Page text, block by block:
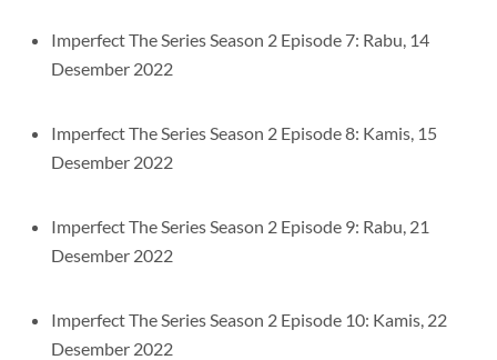
Imperfect The Series Season 2 Episode 7: Rabu, 14
Desember 2022
Imperfect The Series Season 2 Episode 8: Kamis, 15
Desember 2022
Imperfect The Series Season 2 Episode 9: Rabu, 21
Desember 2022
Imperfect The Series Season 2 Episode 10: Kamis, 22
Desember 2022